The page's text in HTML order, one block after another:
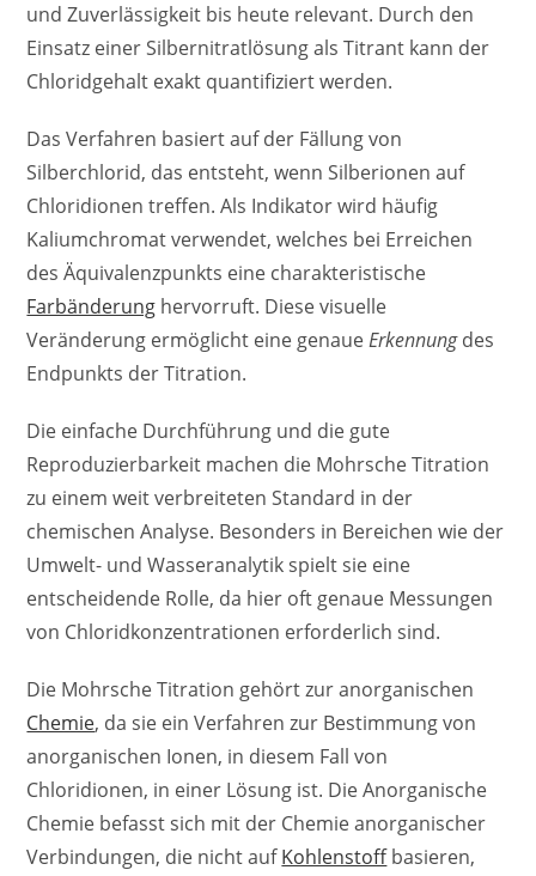
und Zuverlässigkeit bis heute relevant. Durch den
Einsatz einer Silbernitratlösung als Titrant kann der
Chloridgehalt exakt quantifiziert werden.
Das Verfahren basiert auf der Fällung von
Silberchlorid, das entsteht, wenn Silberionen auf
Chloridionen treffen. Als Indikator wird häufig
Kaliumchromat verwendet, welches bei Erreichen
des Äquivalenzpunkts eine charakteristische
Farbänderung hervorruft. Diese visuelle
Veränderung ermöglicht eine genaueErkennungdes
Endpunkts der Titration.
Die einfache Durchführung und die gute
Reproduzierbarkeit machen die Mohrsche Titration
zu einem weit verbreiteten Standard in der
chemischen Analyse. Besonders in Bereichen wie der
Umwelt- und Wasseranalytik spielt sie eine
entscheidende Rolle, da hier oft genaue Messungen
von Chloridkonzentrationen erforderlich sind.
Die Mohrsche Titration gehört zur anorganischen
Chemie, da sie ein Verfahren zur Bestimmung von
anorganischen Ionen, in diesem Fall von
Chloridionen, in einer Lösung ist. Die Anorganische
Chemie befasst sich mit der Chemie anorganischer
Verbindungen, die nicht aufKohlenstoffbasieren,